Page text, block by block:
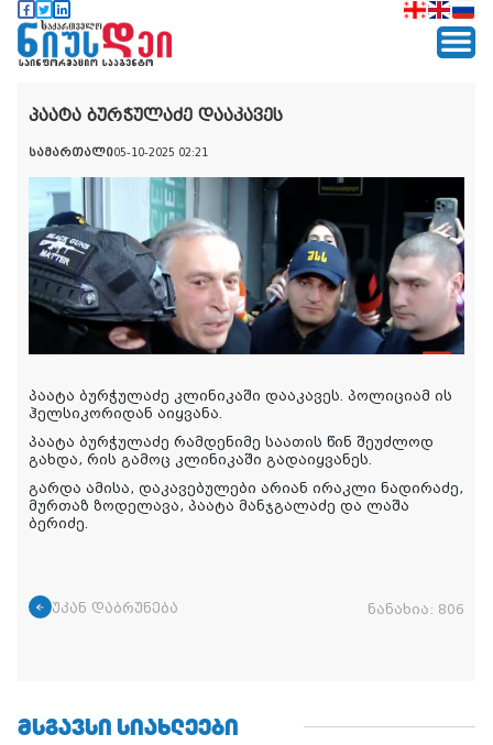
პაატა ბურჭულაძე დააკავეს
სამართალი05-10-2025 02:21
პაატა ბურჭულაძე კლინიკაში დააკავეს. პოლიციამ ის
ჰელსიკორიდან აიყვანა.
პაატა ბურჭულაძე რამდენიმე საათის წინ შეუძლოდ
გახდა, რის გამოც კლინიკაში გადაიყვანეს.
გარდა ამისა, დაკავებულები არიან ირაკლი ნადირაძე,
მურთაზ ზოდელავა, პაატა მანჯგალაძე და ლაშა
ბერიძე.
უკან დაბრუნება ნანახია: 806
ᲛᲡᲒᲐᲕᲡᲘ ᲡᲘᲐᲮᲚᲔᲔᲑᲘ